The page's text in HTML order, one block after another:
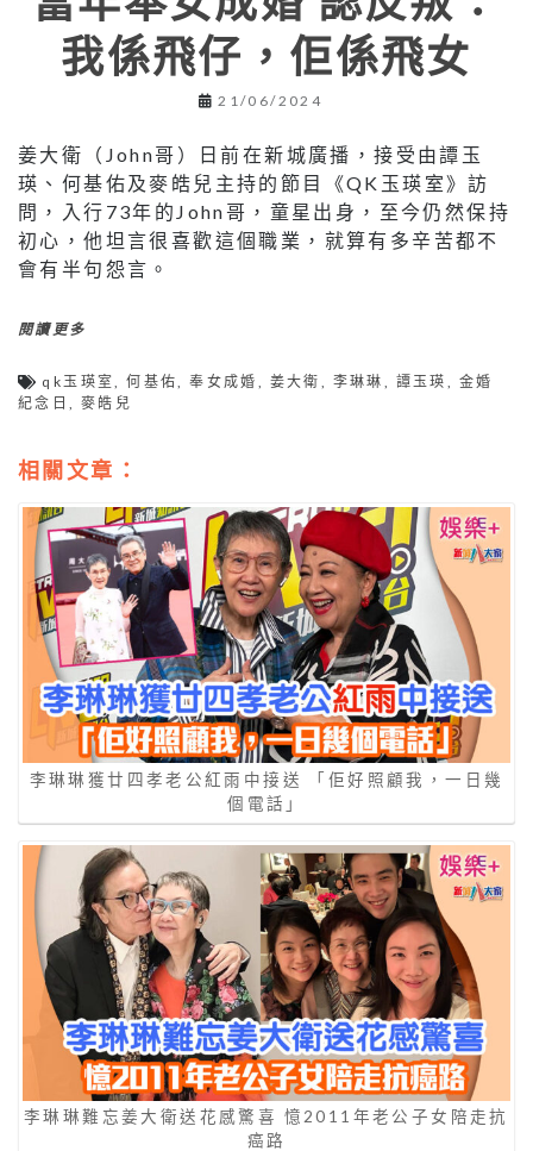
我係飛仔，佢係飛女
21/06/2024
姜大衛（John哥）日前在新城廣播，接受由譚玉
瑛、何基佑及麥皓兒主持的節目《QK玉瑛室》訪
問，入行73年的John哥，童星出身，至今仍然保持
初心，他坦言很喜歡這個職業，就算有多辛苦都不
會有半句怨言。
閱讀更多
qk玉瑛室 ,何基佑 ,奉女成婚 姜大衛 李琳琳 譚玉瑛
金婚
紀念日
,麥皓兒
相關文章：
李琳琳獲廿四孝老公紅雨中接送 「佢好照顧我，一日幾
個電話」
李琳琳難忘姜大衛送花感驚喜 憶2011年老公子女陪走抗
癌路